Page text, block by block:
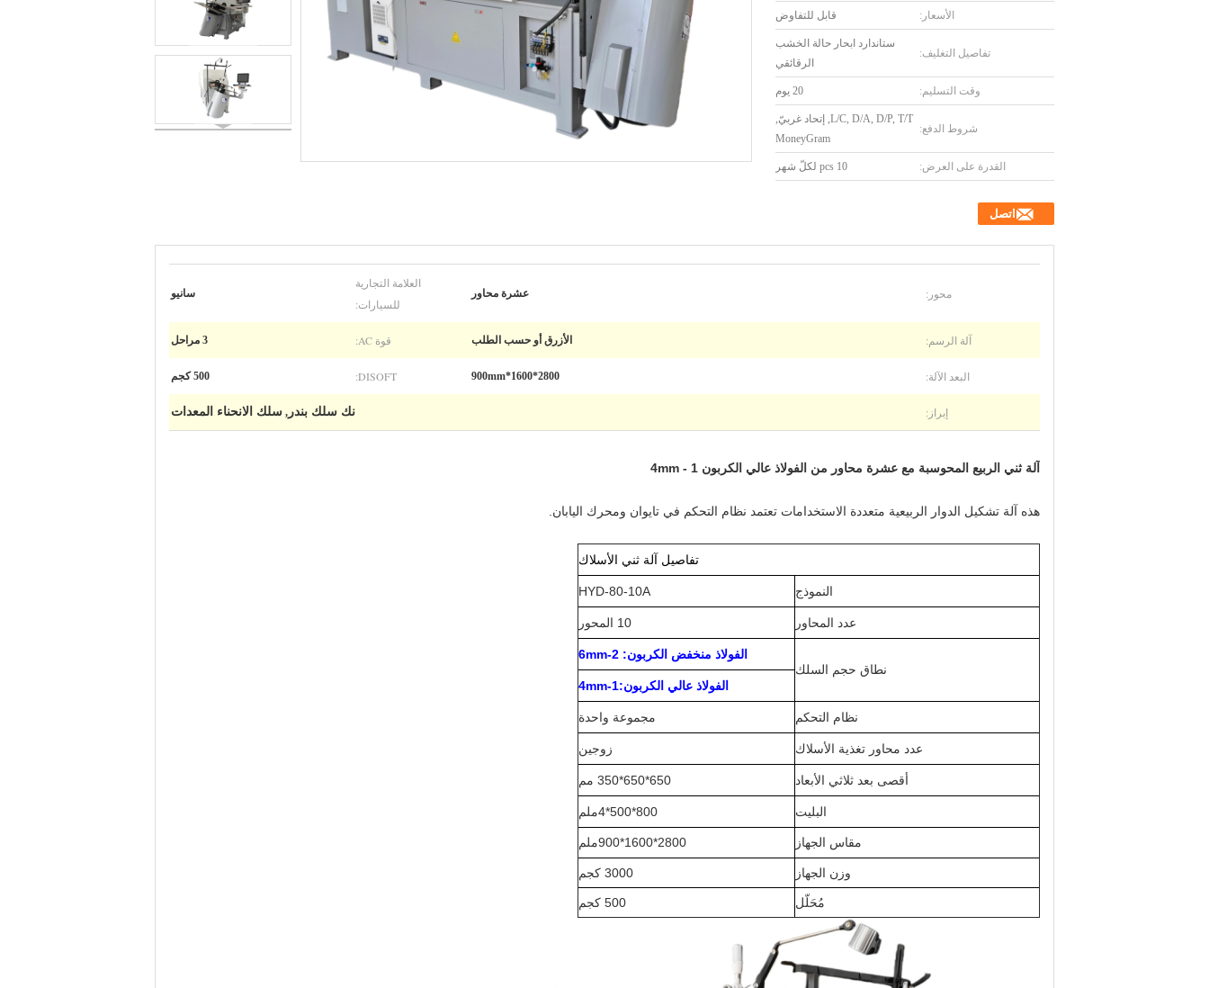
الأسعار: قابل للتفاوض
تفاصيل التغليف:
ستاندارد ابحار حالة الخشب
الرقائقي
وقت التسليم: 20 يوم
شروط الدفع:
L/C, D/A, D/P, T/T, إتحاد غربيّ,
MoneyGram
القدرة على العرض: 10 pcs لكلّ شهر
اتصل
محور: عشرة محاور
العلامة التجارية
للسيارات:
سانيو
آلة الرسم: الأزرق أو حسب الطلب قوة AC: 3 مراحل
البعد الآلة: 2800*1600*900mm
DISOFT: 500 كجم
إبراز: نك سلك بندر , سلك الانحناء المعدات
آلة ثني الربيع المحوسبة مع عشرة محاور من الفولاذ عالي الكربون 1 - 4mm
هذه آلة تشكيل الدوار الربيعية متعددة الاستخدامات تعتمد نظام التحكم في تايوان ومحرك اليابان.
تفاصيل آلة ثني الأسلاك
النموذج HYD-80-10A
عدد المحاور 10 المحور
نطاق حجم السلك
الفولاذ منخفض الكربون: 2-6mm
الفولاذ عالي الكربون:1-4mm
نظام التحكم مجموعة واحدة
عدد محاور تغذية الأسلاك زوجين
أقصى بعد ثلاثي الأبعاد 650*650*350 مم
البليت 800*500*4ملم
مقاس الجهاز 2800*1600*900ملم
وزن الجهاز 3000 كجم
مُحَلّل 500 كجم